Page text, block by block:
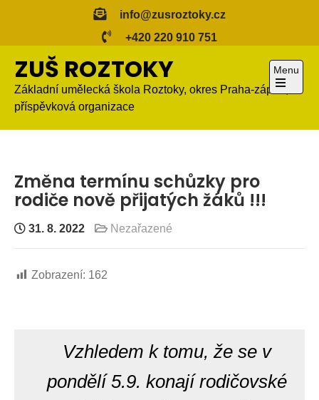
info@zusroztoky.cz
+420 220 910 751
ZUŠ ROZTOKY
Základní umělecká škola Roztoky, okres Praha-západ,
příspěvková organizace
Menu
Open
menu
Změna termínu schůzky pro
rodiče nově přijatých žáků !!!
31. 8. 2022 Nezařazené
Zobrazení: 162
Vzhledem k tomu, že se v
pondělí 5.9. konají rodičovské